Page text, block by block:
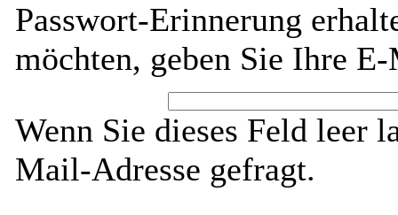
Passwort-Erinnerung
möchten, geben Sie Ihre
Wenn Sie dieses Feld leer
Mail-Adresse gefragt.